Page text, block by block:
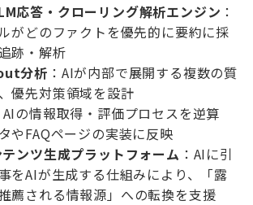
応答・クローリング解析エンジン ：
がどのファクトを優先的に要約に採
跡・解析
分析 ：AIが内部で展開する複数の質
優先対策領域を設計
AIの情報取得・評価プロセスを逆算
やFAQページの実装に反映
ンツ生成プラットフォーム ：AIに引
をAIが生成する仕組みにより、「露
薦される情報源」への転換を支援